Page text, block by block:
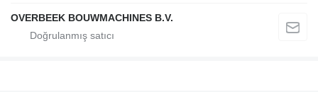
OVERBEEK BOUWMACHINES B.V.